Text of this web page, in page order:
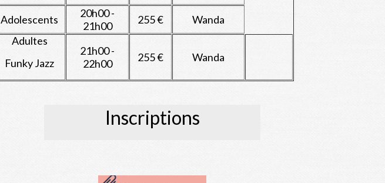
Adolescents
20h00 -
21h00
255 €
Wanda
Adultes
Funky Jazz
21h00 -
22h00
255 € Wanda
Inscriptions